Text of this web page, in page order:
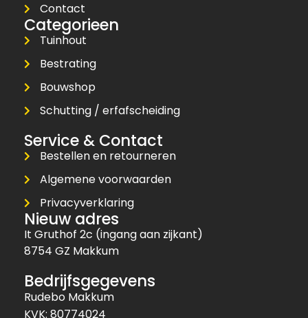
Contact
Categorieen
Tuinhout
Bestrating
Bouwshop
Schutting / erfafscheiding
Service & Contact
Bestellen en retourneren
Algemene voorwaarden
Privacyverklaring
Nieuw adres
It Gruthof 2c (ingang aan zijkant)
8754 GZ Makkum
Bedrijfsgegevens
Rudebo Makkum
KVK: 80774024